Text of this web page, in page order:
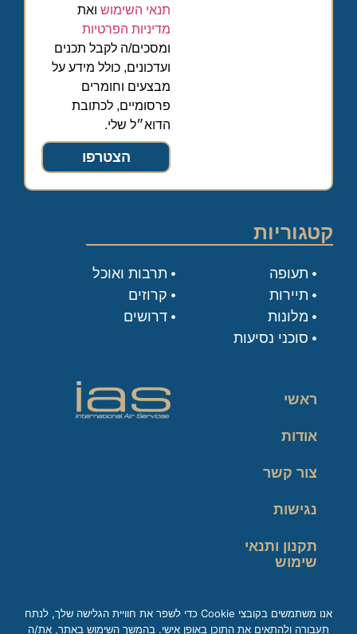
תנאי השימוש ואת
מדיניות הפרטיות
ומסכים/ה לקבל תכנים
ועדכונים, כולל מידע על
מבצעים וחומרים
פרסומיים, לכתובת
הדוא״ל שלי.
הצטרפו
קטגוריות
תעופה
תיירות
מלונות
סוכני נסיעות
תרבות ואוכל
קרוזים
דרושים
ראשי
אודות
צור קשר
נגישות
תקנון ותנאי
שימוש
אנו משתמשים בקובצי Cookie כדי לשפר את חוויית הגלישה שלך, לנתח
תעבורה ולהתאים את התוכן באופן אישי. בהמשך השימוש באתר, את/ה